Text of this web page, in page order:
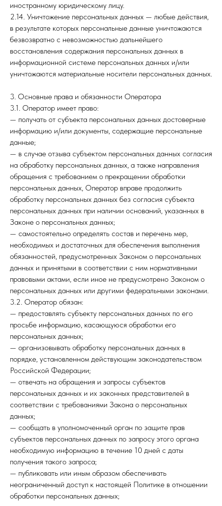
иностранному юридическому лицу.
2.14. Уничтожение персональных данных — любые действия,
в результате которых персональные данные уничтожаются
безвозвратно с невозможностью дальнейшего
восстановления содержания персональных данных в
информационной системе персональных данных и/или
уничтожаются материальные носители персональных данных.
3. Основные права и обязанности Оператора
3.1. Оператор имеет право:
— получать от субъекта персональных данных достоверные
информацию и/или документы, содержащие персональные
данные;
— в случае отзыва субъектом персональных данных согласия
на обработку персональных данных, а также направления
обращения с требованием о прекращении обработки
персональных данных, Оператор вправе продолжить
обработку персональных данных без согласия субъекта
персональных данных при наличии оснований, указанных в
Законе о персональных данных;
— самостоятельно определять состав и перечень мер,
необходимых и достаточных для обеспечения выполнения
обязанностей, предусмотренных Законом о персональных
данных и принятыми в соответствии с ним нормативными
правовыми актами, если иное не предусмотрено Законом о
персональных данных или другими федеральными законами.
3.2. Оператор обязан:
— предоставлять субъекту персональных данных по его
просьбе информацию, касающуюся обработки его
персональных данных;
— организовывать обработку персональных данных в
порядке, установленном действующим законодательством
Российской Федерации;
— отвечать на обращения и запросы субъектов
персональных данных и их законных представителей в
соответствии с требованиями Закона о персональных
данных;
— сообщать в уполномоченный орган по защите прав
субъектов персональных данных по запросу этого органа
необходимую информацию в течение 10 дней с даты
получения такого запроса;
— публиковать или иным образом обеспечивать
неограниченный доступ к настоящей Политике в отношении
обработки персональных данных;